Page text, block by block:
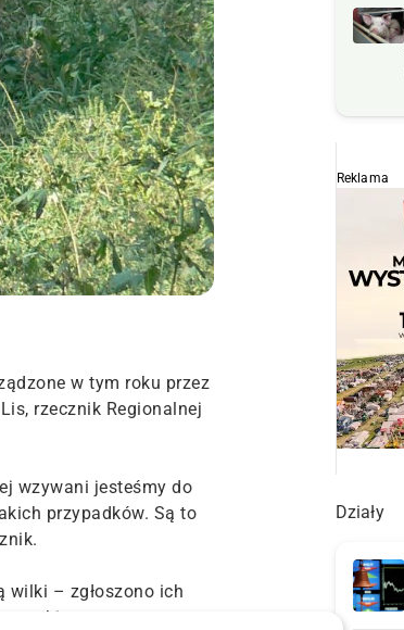
w tym roku przez
rzecznik Regionalnej
wzywani jesteśmy do
przypadków. Są to
wilki – zgłoszono ich
Reklama
Działy